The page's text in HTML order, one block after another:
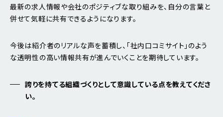
最新の求人情報や会社のポジティブな取り組みを、自分の言葉と
併せて気軽に共有できるようになります。
今後は紹介者のリアルな声を蓄積し、「社内口コミサイト」のよう
な透明性の高い情報共有が進んでいくことを期待しています。
誇りを持てる組織づくりとして意識している点を教えてくださ
い。